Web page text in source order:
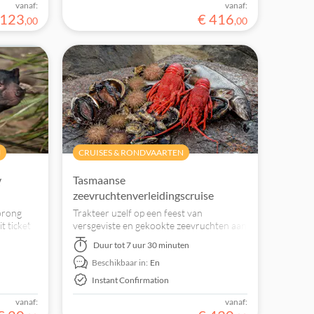
vanaf:
123,00
vanaf:
€ 416,00
ticket
vanaf:
CRUISES & RONDVAARTEN
Tasmaanse
zeevruchtenverleidingscruise
Trakteer uzelf op een feest van
versgeviste en gekookte zeevruchten aan
boord van een pittoreske cruise over de
beroemde Derwent River.
Duurtot 7 uur 30 minuten
Beschikbaar in: En
Instant Confirmation
vanaf: